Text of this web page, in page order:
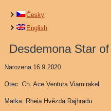
Česky
English
Desdemona Star
Narozena 16.9.2020
Otec: Ch. Ace Ventura Viamirakel
Matka: Rheia Hvězda Rajhradu